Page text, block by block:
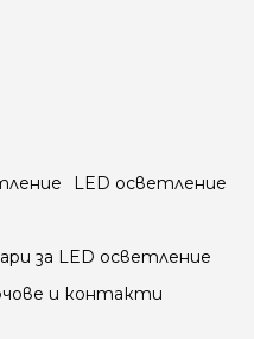
решение за
окабеляване
енергия,
бутона, за да изпратят
който
или сграда, където е
без допълнително
LED осветление
за LED осветление
и контакти